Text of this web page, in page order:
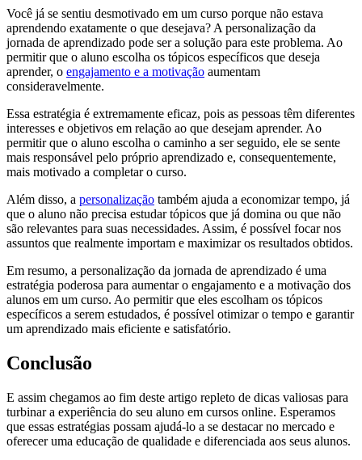
Você já se sentiu desmotivado em um curso porque não estava
aprendendo exatamente o que desejava? A personalização da
jornada de aprendizado pode ser a solução para este problema. Ao
permitir que o aluno escolha os tópicos específicos que deseja
aprender, o engajamento e a motivação aumentam
consideravelmente.
Essa estratégia é extremamente eficaz, pois as pessoas têm diferentes
interesses e objetivos em relação ao que desejam aprender. Ao
permitir que o aluno escolha o caminho a ser seguido, ele se sente
mais responsável pelo próprio aprendizado e, consequentemente,
mais motivado a completar o curso.
Além disso, a personalização também ajuda a economizar tempo, já
que o aluno não precisa estudar tópicos que já domina ou que não
são relevantes para suas necessidades. Assim, é possível focar nos
assuntos que realmente importam e maximizar os resultados obtidos.
Em resumo, a personalização da jornada de aprendizado é uma
estratégia poderosa para aumentar o engajamento e a motivação dos
alunos em um curso. Ao permitir que eles escolham os tópicos
específicos a serem estudados, é possível otimizar o tempo e garantir
um aprendizado mais eficiente e satisfatório.
Conclusão
E assim chegamos ao fim deste artigo repleto de dicas valiosas para
turbinar a experiência do seu aluno em cursos online. Esperamos
que essas estratégias possam ajudá-lo a se destacar no mercado e
oferecer uma educação de qualidade e diferenciada aos seus alunos.